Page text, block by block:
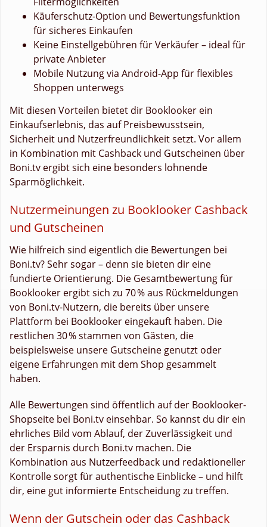
Käuferschutz-Option und Bewertungsfunktion
für sicheres Einkaufen
Keine Einstellgebühren für Verkäufer – ideal für
private Anbieter
Mobile Nutzung via Android-App für flexibles
Shoppen unterwegs
Mit diesen Vorteilen bietet dir Booklooker ein
Einkaufserlebnis, das auf Preisbewusstsein,
Sicherheit und Nutzerfreundlichkeit setzt. Vor allem
in Kombination mit Cashback und Gutscheinen über
Boni.tv ergibt sich eine besonders lohnende
Sparmöglichkeit.
Nutzermeinungen zu Booklooker Cashback
und Gutscheinen
Wie hilfreich sind eigentlich die Bewertungen bei
Boni.tv? Sehr sogar – denn sie bieten dir eine
fundierte Orientierung. Die Gesamtbewertung für
Booklooker ergibt sich zu 70 % aus Rückmeldungen
von Boni.tv-Nutzern, die bereits über unsere
Plattform bei Booklooker eingekauft haben. Die
restlichen 30 % stammen von Gästen, die
beispielsweise unsere Gutscheine genutzt oder
eigene Erfahrungen mit dem Shop gesammelt
haben.
Alle Bewertungen sind öffentlich auf der Booklooker-
Shopseite bei Boni.tv einsehbar. So kannst du dir ein
ehrliches Bild vom Ablauf, der Zuverlässigkeit und
der Ersparnis durch Boni.tv machen. Die
Kombination aus Nutzerfeedback und redaktioneller
Kontrolle sorgt für authentische Einblicke – und hilft
dir, eine gut informierte Entscheidung zu treffen.
Wenn der Gutschein oder das Cashback